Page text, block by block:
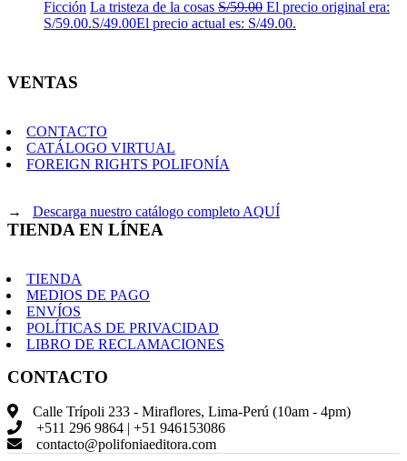
Ficción La tristeza de la cosas S/59.00 El precio original era:
S/59.00.S/49.00El precio actual es: S/49.00.
VENTAS
CONTACTO
CATÁLOGO VIRTUAL
FOREIGN RIGHTS POLIFONÍA
→ Descarga nuestro catálogo completo AQUÍ
TIENDA EN LÍNEA
TIENDA
MEDIOS DE PAGO
ENVÍOS
POLÍTICAS DE PRIVACIDAD
LIBRO DE RECLAMACIONES
CONTACTO
Calle Trípoli 233 - Miraflores, Lima-Perú (10am - 4pm)
+511 296 9864 | +51 946153086
contacto@polifoniaeditora.com